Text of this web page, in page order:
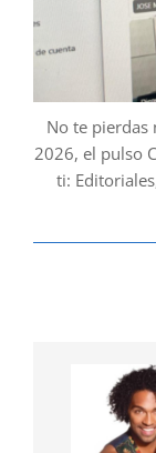
No te pierdas
2026, el pulso
ti: